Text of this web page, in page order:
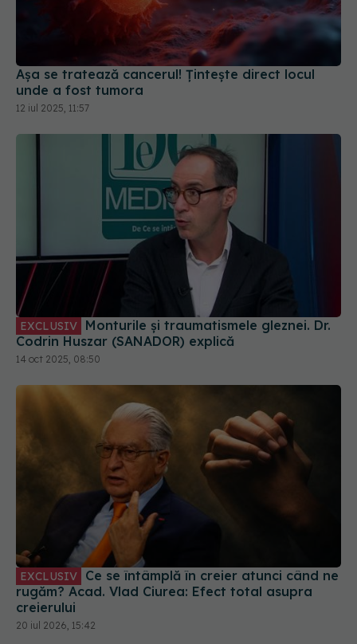
Așa se tratează cancerul! Țintește direct locul
unde a fost tumora
12 iul 2025, 11:57
EXCLUSIV
Codrin Huszar (SANADOR) explică
14 oct 2025, 08:50
EXCLUSIV
rugăm? Acad. Vlad Ciurea: Efect total asupra
creierului
20 iul 2026, 15:42